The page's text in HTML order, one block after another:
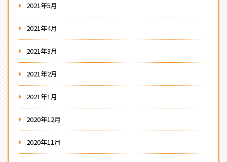
2021年5月
2021年4月
2021年3月
2021年2月
2021年1月
2020年12月
2020年11月